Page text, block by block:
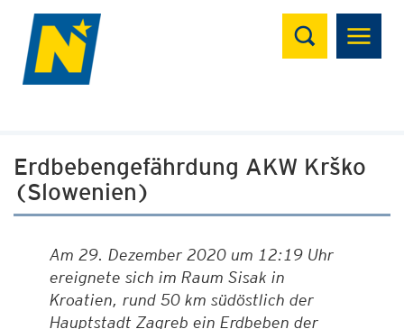
Suchen
Erdbebengefährdung AKW Krško
(Slowenien)
Am 29. Dezember 2020 um 12:19 Uhr
ereignete sich im Raum Sisak in
Kroatien, rund 50 km südöstlich der
Hauptstadt Zagreb ein Erdbeben der